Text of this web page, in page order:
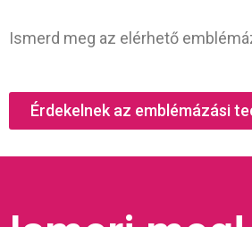
Ismerd meg az elérhető
Érdekelnek az emblémázási